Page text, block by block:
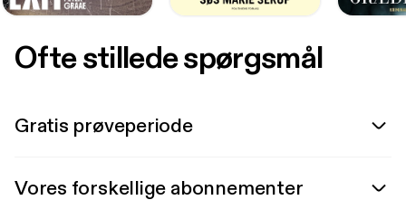
Ofte stillede spørgsmål
Gratis prøveperiode
Vores forskellige abonnementer